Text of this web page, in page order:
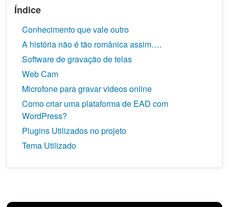
Índice
Conhecimento que vale outro
A história não é tão românica assim….
Software de gravação de telas
Web Cam
Microfone para gravar videos online
Como criar uma plataforma de EAD com
WordPress?
Plugins Utilizados no projeto
Tema Utilizado